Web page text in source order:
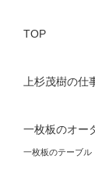
TOP
上杉茂樹の仕
一枚板のオー
一枚板のテーブル